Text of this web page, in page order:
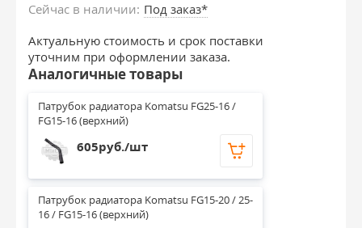
Сейчас в наличии: Под заказ*
Актуальную стоимость и срок поставки
уточним при оформлении заказа.
Аналогичные товары
Патрубок радиатора Komatsu FG25-16 /
FG15-16 (верхний)
605руб./шт
Патрубок радиатора Komatsu FG15-20 / 25-
16 / FG15-16 (верхний)